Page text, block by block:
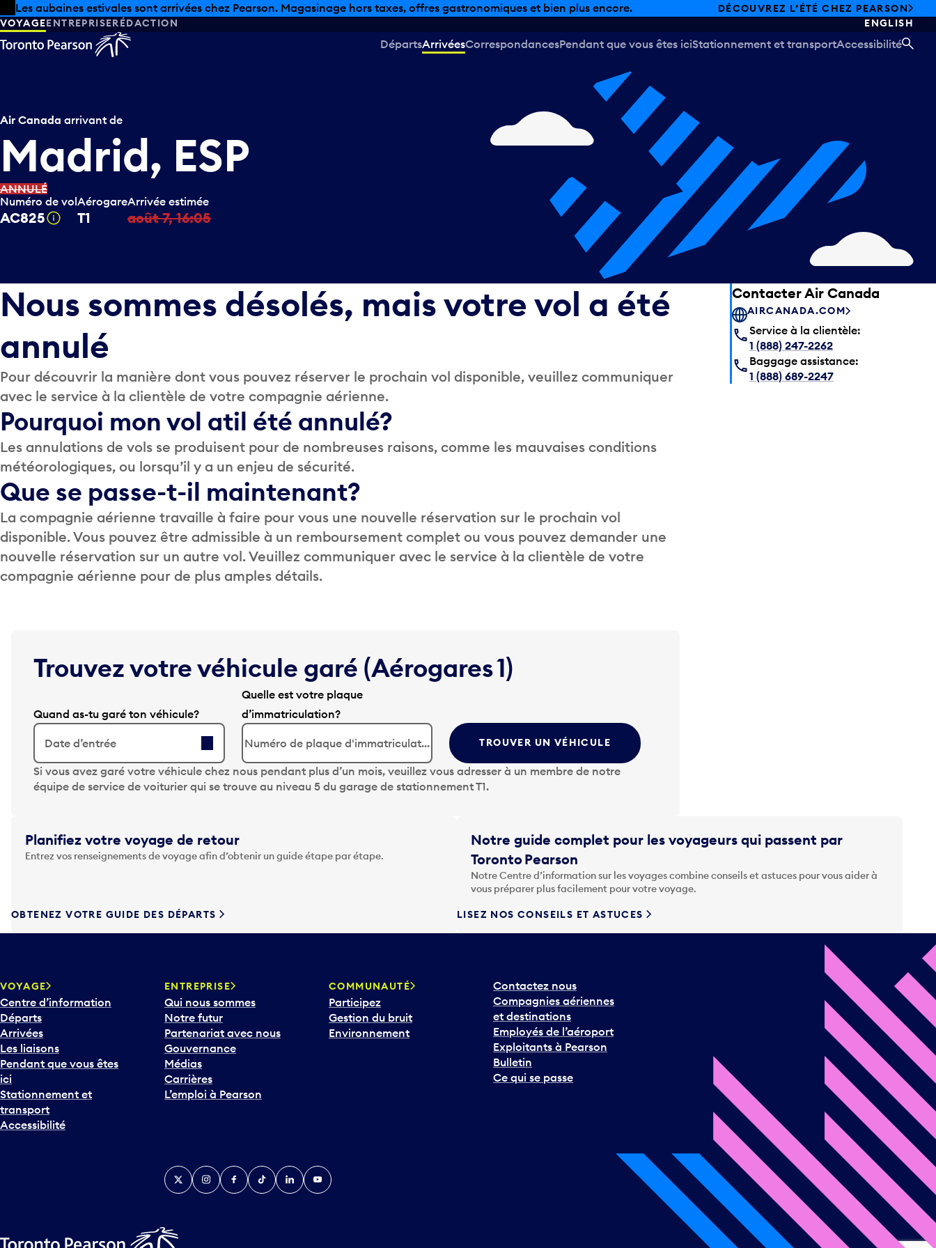
Skip to offers
Passer au contenu principal
Les aubaines estivales sont arrivées chez Pearson. Magasinage hors taxes, offres gastronomiques et bien plus encore.
DÉCOUVREZ L’ÉTÉ CHEZ PEARSON
VOYAGEENTREPRISERÉDACTION ENGLISH
DépartsArrivéesCorrespondancesPendant que vous êtes iciStationnement et transportAccessibilité
Air Canada arrivant de
Madrid, ESP
ANNULÉ
Numéro de vol
AC825 Infobulle
Aérogare
T1
Arrivée estimée
août 7, 16:05
Nous sommes désolés, mais votre vol a été
annulé
Pour découvrir la manière dont vous pouvez réserver le prochain vol disponible, veuillez communiquer
avec le service à la clientèle de votre compagnie aérienne.
Pourquoi mon vol a­t­il été annulé?
Les annulations de vols se produisent pour de nombreuses raisons, comme les mauvaises conditions
météorologiques, ou lorsqu’il y a un enjeu de sécurité.
Que se passe-t-il maintenant?
La compagnie aérienne travaille à faire pour vous une nouvelle réservation sur le prochain vol
disponible. Vous pouvez être admissible à un remboursement complet ou vous pouvez demander une
nouvelle réservation sur un autre vol. Veuillez communiquer avec le service à la clientèle de votre
compagnie aérienne pour de plus amples détails.
Contacter Air Canada
AIRCANADA.COM
Service à la clientèle:
1 (888) 247-2262
Baggage assistance:
1 (888) 689-2247
Trouvez votre véhicule garé (Aérogares 1)
Quand as-tu garé ton véhicule?
Date d’entrée
A
p
y
e
z
r
u
c
h
e
F
l
c
h
e
a
Quelle est votre plaque
d’immatriculation?
TROUVER UN VÉHICULE
Si vous avez garé votre véhicule chez nous pendant plus d’un mois, veuillez vous adresser à un membre de notre
équipe de service de voiturier qui se trouve au niveau 5 du garage de stationnement T1.
Planifiez votre voyage de retour
Entrez vos renseignements de voyage afin d’obtenir un guide étape par étape.
OBTENEZ VOTRE GUIDE DES DÉPARTS
Notre guide complet pour les voyageurs qui passent par
Toronto Pearson
Notre Centre d’information sur les voyages combine conseils et astuces pour vous aider à
vous préparer plus facilement pour votre voyage.
LISEZ NOS CONSEILS ET ASTUCES
VOYAGE
Centre d’information
Départs
Arrivées
Les liaisons
Pendant que vous êtes
ici
Stationnement et
transport
Accessibilité
ENTREPRISE
Qui nous sommes
Notre futur
Partenariat avec nous
Gouvernance
Médias
Carrières
L’emploi à Pearson
COMMUNAUTÉ
Participez
Gestion du bruit
Environnement
Contactez nous
Compagnies aériennes
et destinations
Employés de l’aéroport
Exploitants à Pearson
Bulletin
Ce qui se passe
TwitterInstagramFacebook
TikTokLinkedInYouTube